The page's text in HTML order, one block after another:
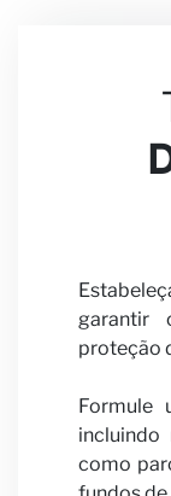
garantir
proteção
Formule
incluindo
como